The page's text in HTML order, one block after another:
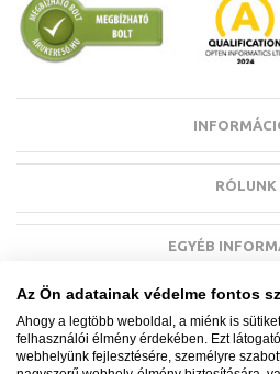
RÓLUNK
EGYÉB
Az Ön adatainak védelme fontos
Ahogy a legtöbb weboldal, a miénk is
felhasználói élmény érdekében. Ezt
webhelyünk fejlesztésére, személyre